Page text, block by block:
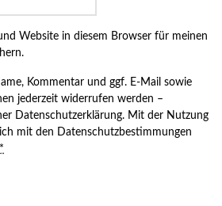
Website in diesem Browser für meinen
Kommentar und ggf. E-Mail sowie
jederzeit widerrufen werden –
Datenschutzerklärung. Mit der Nutzung
mit den Datenschutzbestimmungen
*